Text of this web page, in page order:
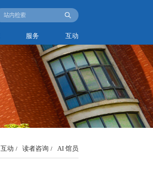
服务 互动
互动 / 读者咨询 / AI 馆员